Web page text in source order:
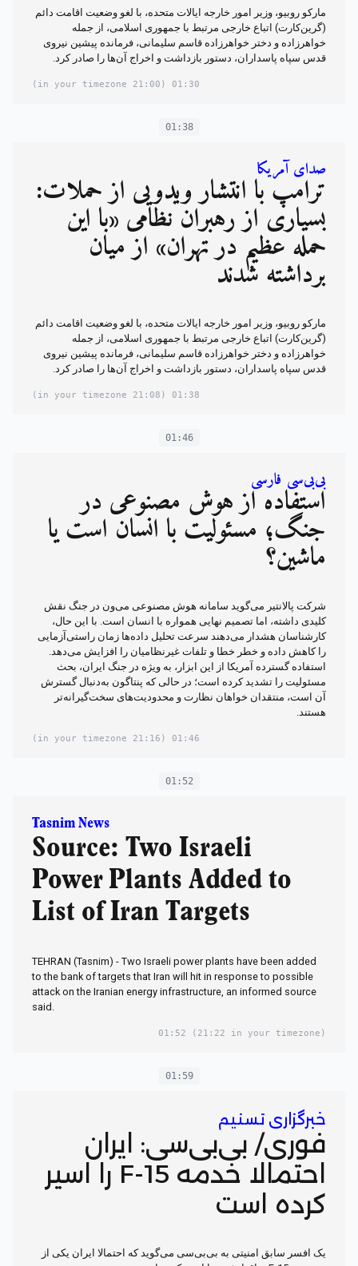
مارکو روبیو، وزیر امور خارجه ایالات متحده، با لغو وضعیت اقامت دائم
(گرین‌کارت) اتباع خارجی مرتبط با جمهوری اسلامی، از جمله
خواهرزاده و دختر خواهرزاده قاسم سلیمانی، فرمانده پیشین نیروی
قدس سپاه پاسداران، دستور بازداشت و اخراج آن‌ها را صادر کرد.
01:30
(21:00 in your timezone)
01:38
صدای آمریکا
ترامپ با انتشار ویدویی از حملات:
بسیاری از رهبران نظامی «با این
حمله عظیم در تهران» از میان
برداشته شدند
مارکو روبیو، وزیر امور خارجه ایالات متحده، با لغو وضعیت اقامت دائم
(گرین‌کارت) اتباع خارجی مرتبط با جمهوری اسلامی، از جمله
خواهرزاده و دختر خواهرزاده قاسم سلیمانی، فرمانده پیشین نیروی
قدس سپاه پاسداران، دستور بازداشت و اخراج آن‌ها را صادر کرد.
01:38
(21:08 in your timezone)
01:46
بی‌بی‌سی فارسی
استفاده از هوش مصنوعی در
جنگ؛ مسئولیت با انسان است یا
ماشین؟
شرکت پالانتیر می‌گوید سامانه هوش مصنوعی می‌ون در جنگ نقش
کلیدی داشته، اما تصمیم نهایی همواره با انسان است. با این حال،
کارشناسان هشدار می‌دهند سرعت تحلیل داده‌ها زمان راستی‌آزمایی
را کاهش داده و خطر خطا و تلفات غیرنظامیان را افزایش می‌دهد.
استفاده گسترده آمریکا از این ابزار، به ویژه در جنگ ایران، بحث
مسئولیت را تشدید کرده است؛ در حالی که پنتاگون به‌دنبال گسترش
آن است، منتقدان خواهان نظارت و محدودیت‌های سخت‌گیرانه‌تر
هستند.
01:46
(21:16 in your timezone)
01:52
Tasnim News
Source: Two Israeli
Power Plants Added to
List of Iran Targets
TEHRAN (Tasnim) - Two Israeli power plants have been added
to the bank of targets that Iran will hit in response to possible
attack on the Iranian energy infrastructure, an informed source
said.
01:52 (21:22 in your timezone)
01:59
خبرگزاری تسنیم
فوری/ ‌‌‌‌‌بی‌بی‌سی: ایران
احتمالا خدمه F-15 را اسیر
کرده است
یک افسر سابق امنیتی به بی‌بی‌سی می‌گوید که احتمالا ایران یکی از